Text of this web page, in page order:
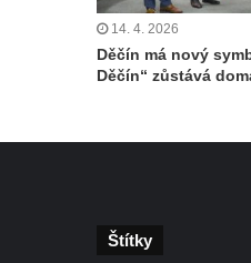
14. 4. 2026
Děčín má nový
Děčín“ zůstává
Štítky